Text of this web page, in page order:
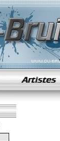
samples de rap